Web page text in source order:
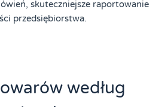
skuteczniejsze raportowanie
przedsiębiorstwa.
według